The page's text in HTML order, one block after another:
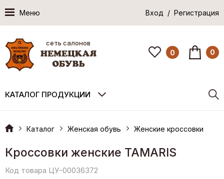
Меню Вход / Регистрация
сеть салонов
0 0
КАТАЛОГ ПРОДУКЦИИ
Каталог Женская обувь Женские кроссовки
Кроссовки женские TAMARIS
Код товара ЦУ-00036372